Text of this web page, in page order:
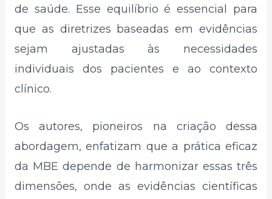
de saúde. Esse equilíbrio é essencial para
que as diretrizes baseadas em evidências
sejam ajustadas às necessidades
individuais dos pacientes e ao contexto
clínico.
Os autores, pioneiros na criação dessa
abordagem, enfatizam que a prática eficaz
da MBE depende de harmonizar essas três
dimensões, onde as evidências científicas